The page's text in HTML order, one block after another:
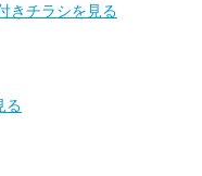
きチラシを見る
る